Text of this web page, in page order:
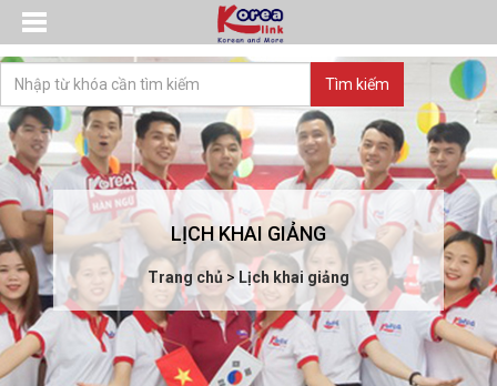
LỊCH KHAI GIẢNG
Trang chủ > Lịch khai giảng